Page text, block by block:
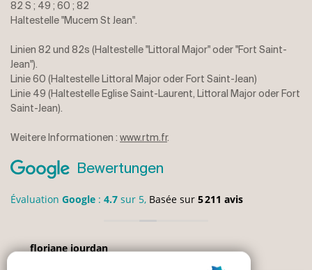
82 S ; 49 ; 60 ; 82
Haltestelle "Mucem St Jean".
Linien 82 und 82s (Haltestelle "Littoral Major" oder "Fort Saint-
Jean").
Linie 60 (Haltestelle Littoral Major oder Fort Saint-Jean)
Linie 49 (Haltestelle Eglise Saint-Laurent, Littoral Major oder Fort
Saint-Jean).
Weitere Informationen : www.rtm.fr.
Bewertungen
monique bertrand
Évaluation Google : 4.7 sur 5, Basée sur 5 211 avis